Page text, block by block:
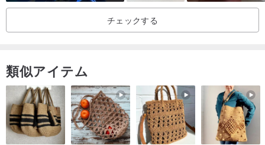
により、写真と実物の色合いには多少の差異が生じる場合がござい
チェックする
類似アイテム